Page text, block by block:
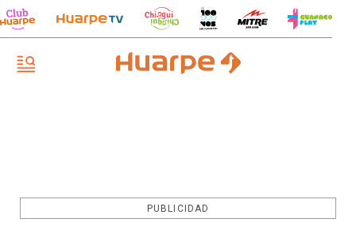
PUBLICIDAD